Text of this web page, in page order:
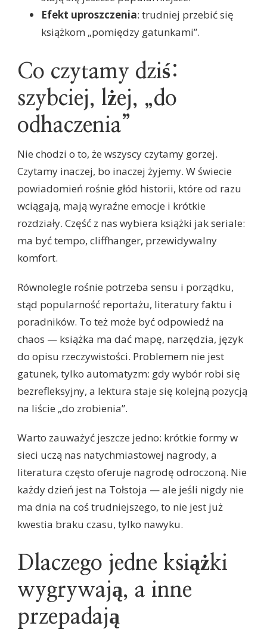
Efekt uproszczenia: trudniej przebić się
książkom „pomiędzy gatunkami”.
Co czytamy dziś:
szybciej, lżej, „do
odhaczenia”
Nie chodzi o to, że wszyscy czytamy gorzej.
Czytamy inaczej, bo inaczej żyjemy. W świecie
powiadomień rośnie głód historii, które od razu
wciągają, mają wyraźne emocje i krótkie
rozdziały. Część z nas wybiera książki jak seriale:
ma być tempo, cliffhanger, przewidywalny
komfort.
Równolegle rośnie potrzeba sensu i porządku,
stąd popularność reportażu, literatury faktu i
poradników. To też może być odpowiedź na
chaos — książka ma dać mapę, narzędzia, język
do opisu rzeczywistości. Problemem nie jest
gatunek, tylko automatyzm: gdy wybór robi się
bezrefleksyjny, a lektura staje się kolejną pozycją
na liście „do zrobienia”.
Warto zauważyć jeszcze jedno: krótkie formy w
sieci uczą nas natychmiastowej nagrody, a
literatura często oferuje nagrodę odroczoną. Nie
każdy dzień jest na Tołstoja — ale jeśli nigdy nie
ma dnia na coś trudniejszego, to nie jest już
kwestia braku czasu, tylko nawyku.
Dlaczego jedne książki
wygrywają, a inne
przepadają